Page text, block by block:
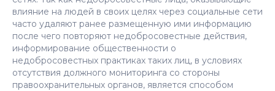
влияние на людей в своих целях через социальные сети
часто удаляют ранее размещенную ими информацию
после чего повторяют недобросовестные действия,
информирование общественности о
недобросовестных практиках таких лиц, в условиях
отсутствия должного мониторинга со стороны
правоохранительных органов, является способом